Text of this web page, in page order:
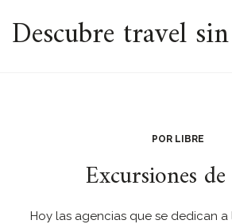
Descubre travel
POR LIBRE
Excursiones
Hoy las agencias que se dedican